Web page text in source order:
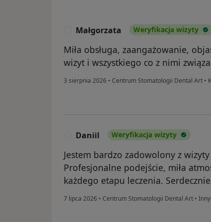
Małgorzata Weryfikacja wizyty
Miła obsługa, zaangażowanie,
wizyt i wszystkiego co z nimi
3 sierpnia 2026 • Centrum Stomatologii Dental Art •
Daniil Weryfikacja wizyty
Jestem bardzo zadowolony z
Profesjonalne podejście, miła
każdego etapu leczenia.
7 lipca 2026 • Centrum Stomatologii Dental Art • Inny